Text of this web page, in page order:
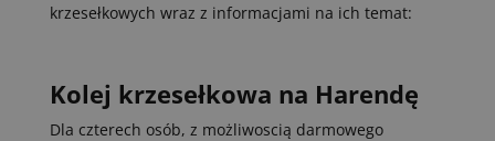
krzesełkowych wraz z informacjami na ich temat:
Kolej krzesełkowa na Harendę
Dla czterech osób, z możliwoscią darmowego